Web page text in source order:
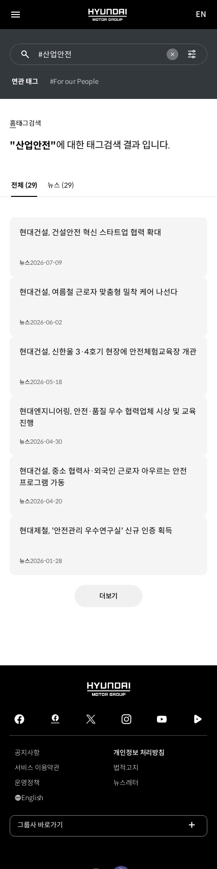
전체
HYUNDAI
MOTOR
이동
EN
연관 태그 #For our People
홈태그검색
"산업안전"에 대한 태그검색 결과 입니다.
전체 (29) 뉴스 (29)
현대건설, 건설안전 혁신 스타트업 협력 확대
뉴스2026-07-09
현대건설, 여름철 근로자 맞춤형 밀착 케어 나선다
뉴스2026-06-02
현대건설, 신한울 3·4호기 현장에 안전체험교육장 개관
뉴스2026-05-18
현대엔지니어링, 안전·품질 우수 협력업체 시상 및 교육
진행
뉴스2026-04-30
현대건설, 중소 협력사·외국인 근로자 아우르는 안전
프로그램 가동
뉴스2026-04-20
현대제철, '안전관리 우수연구실' 신규 인증 획득
뉴스2026-01-28
더보기
HYUNDAI
GROUP
facebook
hmg
journal
twitter instagram
tv
공지사항
개인정보 처리방침
서비스 이용약관
법적고지
운영정책
뉴스레터
#산업안전
English
그룹사 바로가기